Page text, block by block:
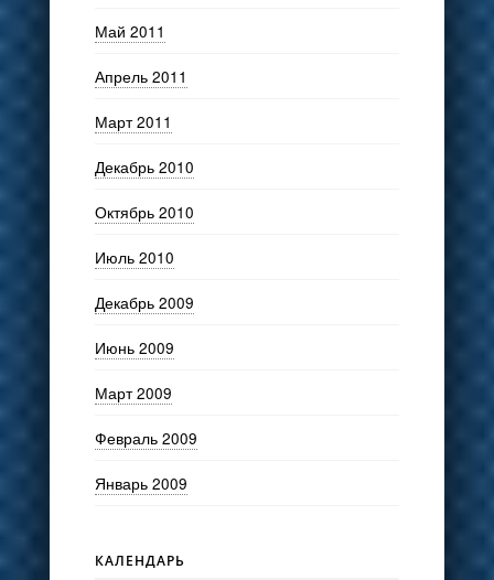
Май 2011
Апрель 2011
Март 2011
Декабрь 2010
Октябрь 2010
Июль 2010
Декабрь 2009
Июнь 2009
Март 2009
Февраль 2009
Январь 2009
КАЛЕНДАРЬ